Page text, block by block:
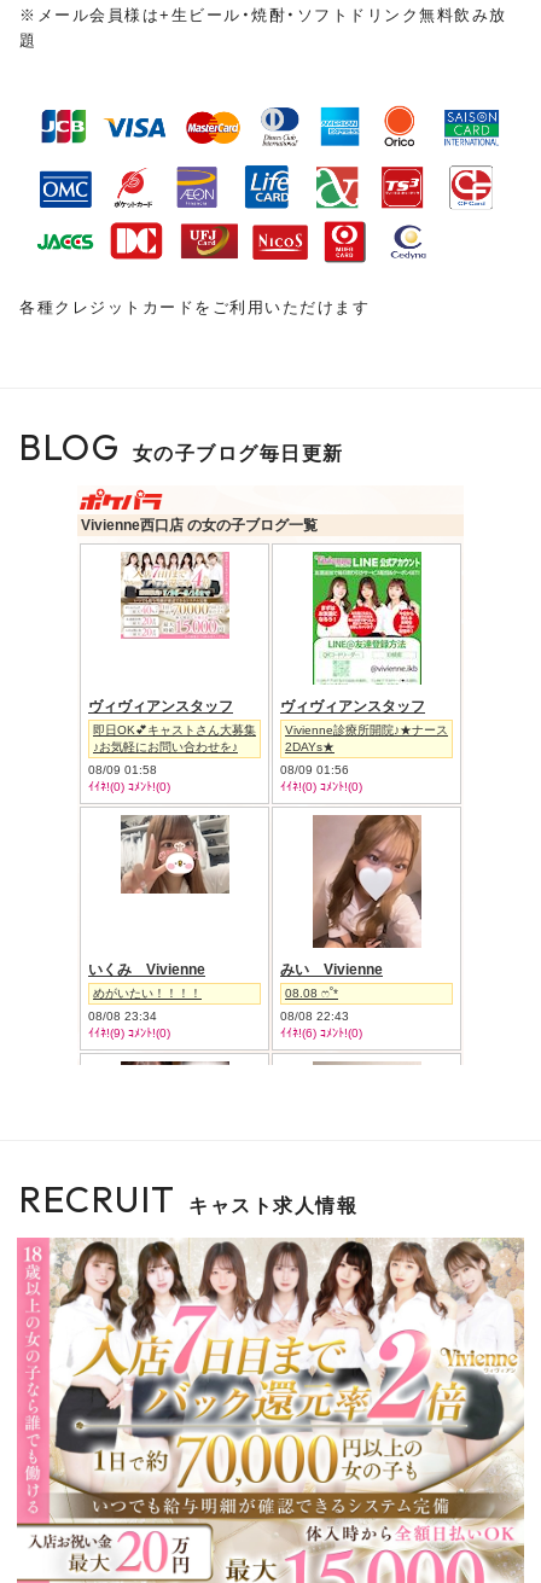
皆様のご来店をスタッフ・キャスト一同、心よりお待ちし
※メール会員様は+生ビール・焼酎・ソフトドリンク無料飲み放
題
各種クレジットカードをご利用いただけます
BLOG 女の子ブログ毎日更新
RECRUIT キャスト求人情報